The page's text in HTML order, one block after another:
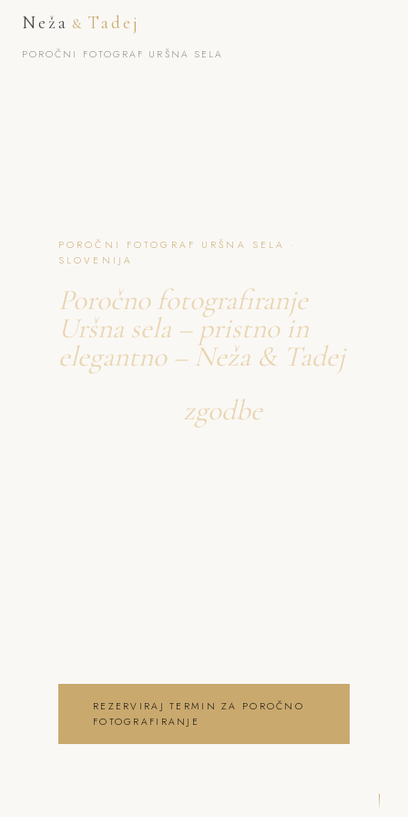
Neža & Tadej
POROČNI FOTOGRAF URŠNA SELA
POROČNI FOTOGRAF URŠNA SELA ·
SLOVENIJA
Poročno fotografiranje
Uršna sela – pristno in
elegantno – Neža & Tadej
zgodbe
o poročno fotografiranje
REZERVIRAJ TERMIN ZA POROČNO
FOTOGRAFIRANJE